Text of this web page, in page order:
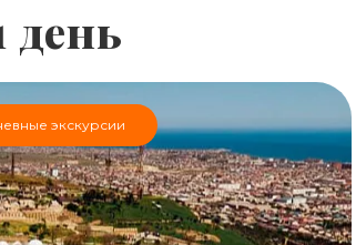
день
экскурсии